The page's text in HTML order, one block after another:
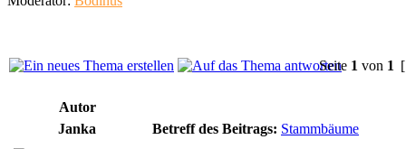
Seite 1 von 1
Autor
Janka
Betreff des Beitrags: Stammbäume